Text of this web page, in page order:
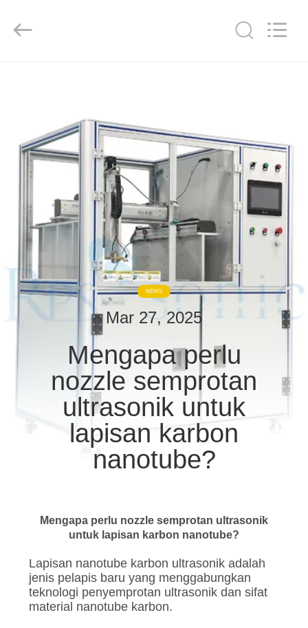
PRODUK
TENTANG
KAMI
TUR
PABRIK
KONTROL
KUALITAS
HUBUNGI
BERITA
PRIVASI
Ltd..
NEWS
Mar 27, 2025
Mengapa perlu
nozzle semprotan
ultrasonik untuk
lapisan karbon
nanotube?
Mengapa perlu nozzle semprotan ultrasonik
untuk lapisan karbon nanotube?
Lapisan nanotube karbon ultrasonik adalah
jenis pelapis baru yang menggabungkan
teknologi penyemprotan ultrasonik dan sifat
material nanotube karbon.